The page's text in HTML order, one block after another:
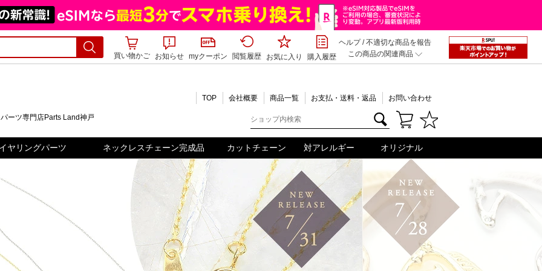
買い物かご お知らせ myクーポン 閲覧履歴 お気に入り 購入履歴
ヘルプ/不適切な商品を報告
この商品の関連商品